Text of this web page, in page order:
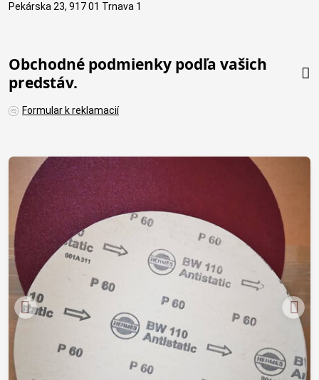
Pekárska 23, 917 01 Trnava 1
Obchodné podmienky podľa vašich
predstáv.
Formular k reklamacií